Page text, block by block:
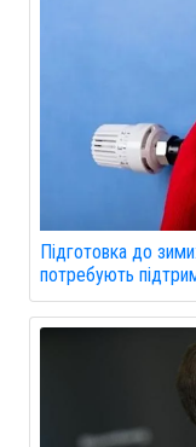
Підготовка до
потребують